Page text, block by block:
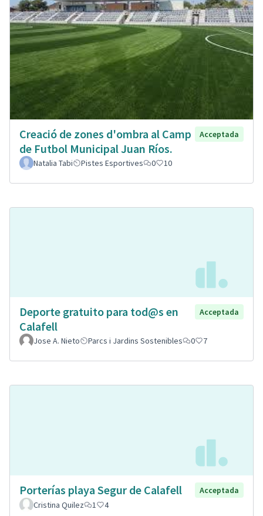
Creació de zones d'ombra al Camp
de Futbol Municipal Juan Ríos.
Acceptada
Natalia Tabi Pistes Esportives 0 10
Deporte gratuito para tod@s en
Calafell
Acceptada
Jose A. Nieto Parcs i Jardins Sostenibles 0 7
Porterías playa Segur de Calafell
Acceptada
Cristina Quilez
1 4